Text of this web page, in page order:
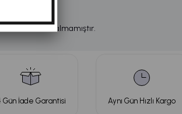
stoklarımızda kalmamıştır.
Gün İade Garantisi Aynı Gün Hızlı Kargo